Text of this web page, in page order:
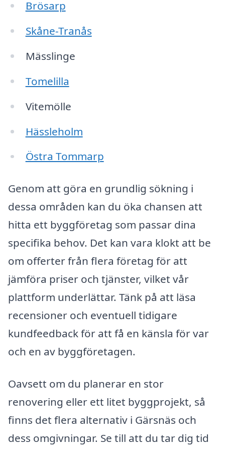
Brösarp
Skåne-Tranås
Mässlinge
Tomelilla
Vitemölle
Hässleholm
Östra Tommarp
Genom att göra en grundlig sökning i
dessa områden kan du öka chansen att
hitta ett byggföretag som passar dina
specifika behov. Det kan vara klokt att be
om offerter från flera företag för att
jämföra priser och tjänster, vilket vår
plattform underlättar. Tänk på att läsa
recensioner och eventuell tidigare
kundfeedback för att få en känsla för var
och en av byggföretagen.
Oavsett om du planerar en stor
renovering eller ett litet byggprojekt, så
finns det flera alternativ i Gärsnäs och
dess omgivningar. Se till att du tar dig tid